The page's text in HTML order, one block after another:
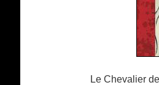
Le Chevalier